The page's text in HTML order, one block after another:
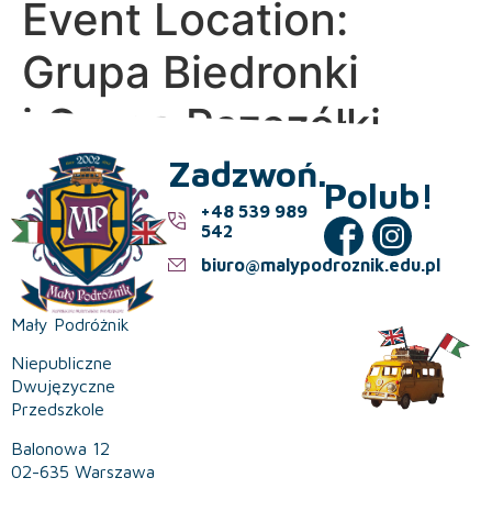
Event Location:
Grupa Biedronki
i Grupa Pszczółki
Mały Podróżnik
Niepubliczne
Dwujęzyczne
Przedszkole
Balonowa 12
02-635 Warszawa
Zadzwoń.
+48 539 989
542
biuro@malypodroznik.edu.pl
Polub!